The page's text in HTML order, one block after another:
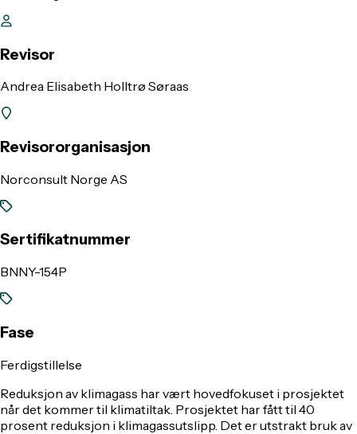
Revisor
Andrea Elisabeth Holltrø Søraas
Revisororganisasjon
Norconsult Norge AS
Sertifikatnummer
BNNY-154P
Fase
Ferdigstillelse
Reduksjon av klimagass har vært hovedfokuset i prosjektet
når det kommer til klimatiltak. Prosjektet har fått til 40
prosent reduksjon i klimagassutslipp. Det er utstrakt bruk av